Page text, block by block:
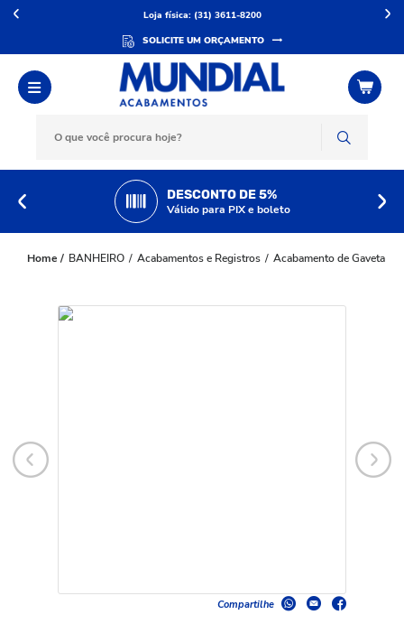
Loja física: (31) 3611-8200
SOLICITE UM ORÇAMENTO
DESCONTO DE 5%
Válido para PIX e boleto
BANHEIRO Acabamentos e Registros Acabamento de Gaveta
Compartilhe